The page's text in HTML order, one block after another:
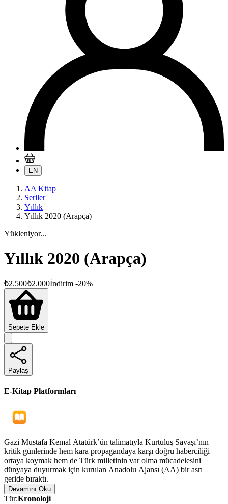
EN
AA Kitap
Seriler
Yıllık
Yıllık 2020 (Arapça)
Yükleniyor...
Yıllık 2020 (Arapça)
₺2.500₺2.000İndirim -20%
Sepete Ekle
Paylaş
E-Kitap Platformları
Gazi Mustafa Kemal Atatürk’ün talimatıyla Kurtuluş Savaşı’nın
kritik günlerinde hem kara propagandaya karşı doğru haberciliği
ortaya koymak hem de Türk milletinin var olma mücadelesini
dünyaya duyurmak için kurulan Anadolu Ajansı (AA) bir asrı
geride bıraktı.
Türk medyasının öncü kuruluşu AA, bir dünya markası olarak
Devamını Oku
Tür:Kronoloji